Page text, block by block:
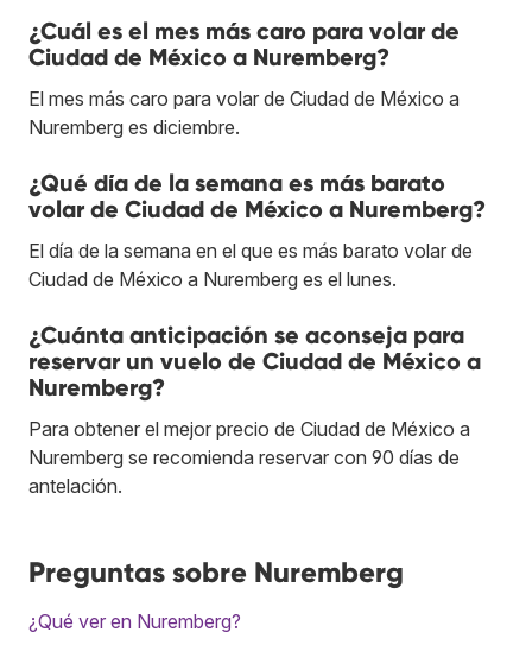
¿Cuál es el mes más caro para volar de
Ciudad de México a Nuremberg?
El mes más caro para volar de Ciudad de México a
Nuremberg es diciembre.
¿Qué día de la semana es más barato
volar de Ciudad de México a Nuremberg?
El día de la semana en el que es más barato volar de
Ciudad de México a Nuremberg es el lunes.
¿Cuánta anticipación se aconseja para
reservar un vuelo de Ciudad de México a
Nuremberg?
Para obtener el mejor precio de Ciudad de México a
Nuremberg se recomienda reservar con 90 días de
antelación.
Preguntas sobre Nuremberg
¿Qué ver en Nuremberg?